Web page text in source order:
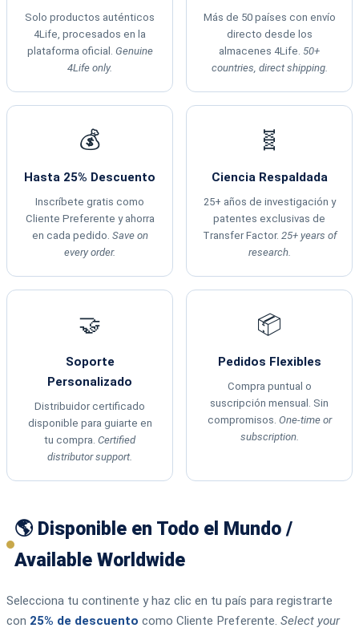
Solo productos auténticos
4Life, procesados en la
plataforma oficial. Genuine
4Life only.
Más de 50 países con envío
directo desde los
almacenes 4Life. 50+
countries, direct shipping.
💰
Hasta 25% Descuento
Inscríbete gratis como
Cliente Preferente y ahorra
en cada pedido. Save on
every order.
🧬
Ciencia Respaldada
25+ años de investigación y
patentes exclusivas de
Transfer Factor. 25+ years of
research.
🤝
Soporte
Personalizado
Distribuidor certificado
disponible para guiarte en
tu compra. Certified
distributor support.
📦
Pedidos Flexibles
Compra puntual o
suscripción mensual. Sin
compromisos. One-time or
subscription.
🌎 Disponible en Todo el Mundo /
Available Worldwide
Selecciona tu continente y haz clic en tu país para registrarte
con 25% de descuento como Cliente Preferente. Select your